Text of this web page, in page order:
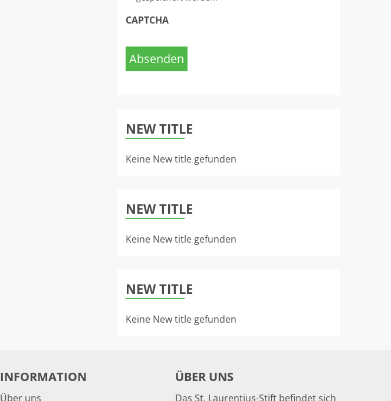
CAPTCHA
Absenden
NEW TITLE
Keine New title gefunden
NEW TITLE
Keine New title gefunden
NEW TITLE
Keine New title gefunden
INFORMATION
Über uns
ÜBER UNS
Das St. Laurentius-Stift befindet sich